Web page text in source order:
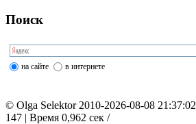
Поиск
на сайте в интернете
© Olga Selektor 2010-2026-08-08 21:37:02
147 | Время 0,962 сек /